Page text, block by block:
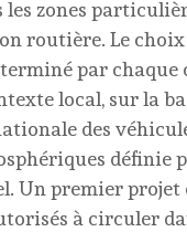
les zones
routière. Le choix
par chaque
local, sur la
des
définie
Un premier projet
à circuler